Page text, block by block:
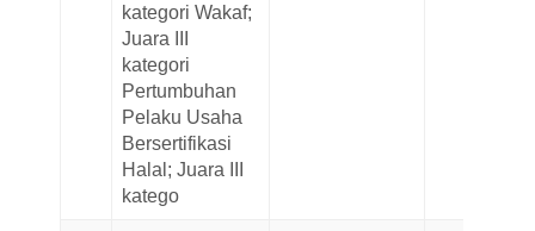
kategori Wakaf;
Juara III
kategori
Pertumbuhan
Pelaku Usaha
Bersertifikasi
Halal; Juara III
katego